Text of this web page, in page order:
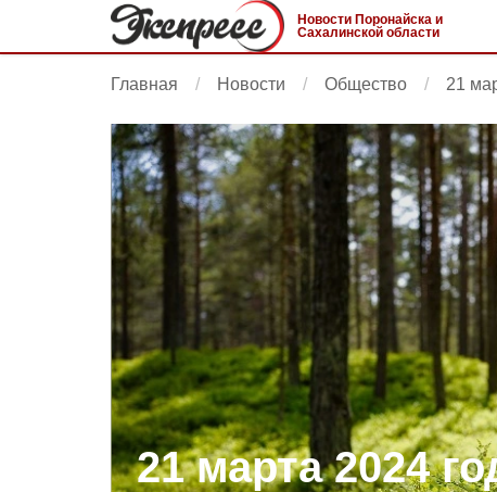
Новости Поронайска и
Сахалинской области
Главная Новости Общество 21
21 марта 2024